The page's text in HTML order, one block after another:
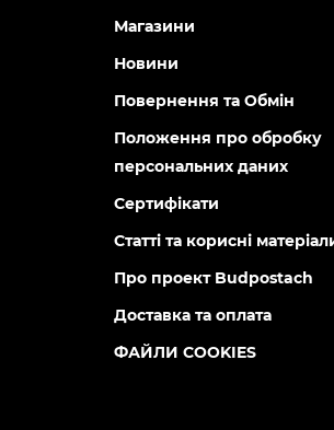
Магазини
Новини
Повернення та Обмін
Положення про обробку
персональних даних
Сертифікати
Статті та корисні
Про проект Budpostach
Доставка та оплата
ФАЙЛИ COOKIES